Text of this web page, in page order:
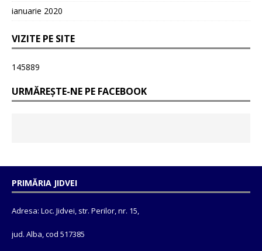
ianuarie 2020
VIZITE PE SITE
145889
URMĂREȘTE-NE PE FACEBOOK
PRIMĂRIA JIDVEI
Adresa: Loc. Jidvei, str. Perilor, nr. 15,
jud. Alba, cod 517385